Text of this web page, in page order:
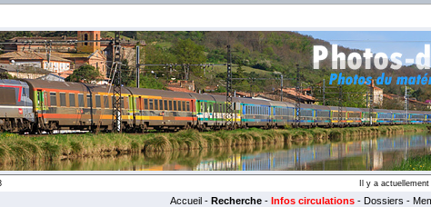
Il y a actuellement
Accueil - Recherche - Infos circulations - Dossiers -